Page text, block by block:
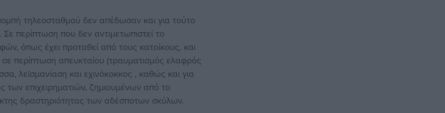
τηλεοσταθμού δεν απέδωσαν και για τούτο
περίπτωση που δεν αντιμετωπιστεί το
όπως έχει προταθεί από τους κατοίκους, και
περίπτωση απευκταίου (τραυματισμός ελαφρός
λεϊσμανίαση και εχινόκοκκος , καθώς και για
επιχειρηματιών, ζημιουμένων από το
δραστηριότητας των αδέσποτων σκύλων.